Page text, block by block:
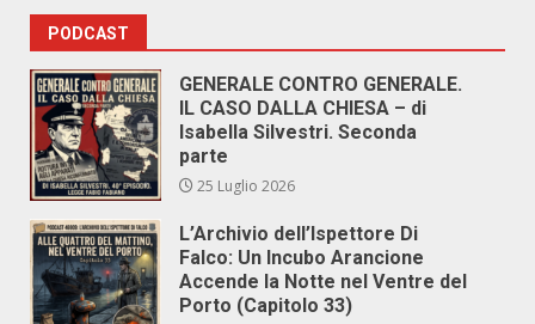
PODCAST
GENERALE CONTRO GENERALE.
IL CASO DALLA CHIESA – di
Isabella Silvestri. Seconda
parte
25 Luglio 2026
L’Archivio dell’Ispettore Di
Falco: Un Incubo Arancione
Accende la Notte nel Ventre del
Porto (Capitolo 33)